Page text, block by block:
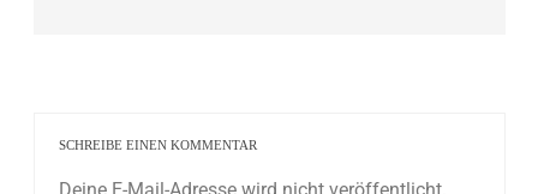
SCHREIBE EINEN KOMMENTAR
Deine E-Mail-Adresse wird nicht veröffentlicht.